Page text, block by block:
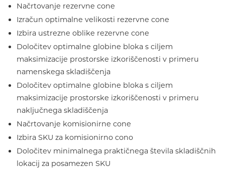
Načrtovanje rezervne cone
Izračun optimalne velikosti rezervne cone
Izbira ustrezne oblike rezervne cone
Določitev optimalne globine bloka s ciljem
maksimizacije prostorske izkoriščenosti v primeru
namenskega skladiščenja
Določitev optimalne globine bloka s ciljem
maksimizacije prostorske izkoriščenosti v primeru
naključnega skladiščenja
Načrtovanje komisionirne cone
Izbira SKU za komisionirno cono
Določitev minimalnega praktičnega števila skladiščnih
lokacij za posamezen SKU